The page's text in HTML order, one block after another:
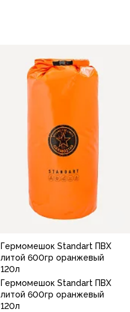
Гермомешок Standart ПВХ
литой 600гр оранжевый
120л
Гермомешок Standart ПВХ
литой 600гр оранжевый
120л